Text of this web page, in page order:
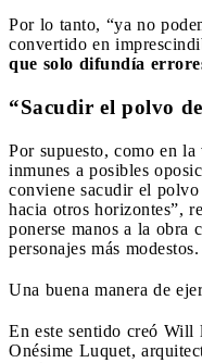
Por lo tanto, “ya no
convertido en
que solo difundía
“Sacudir el polvo
Por supuesto, como en
inmunes a posibles
conviene sacudir el polvo
hacia otros horizontes”,
ponerse manos a la obra
personajes más modestos.
Una buena manera de
En este sentido creó Will
Onésime Luquet,